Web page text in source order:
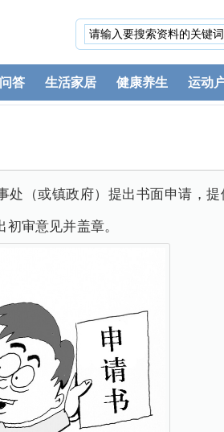
答 生活家居 健康养生 运动
处（或镇政府）提出书面申请，
审意见并盖章。